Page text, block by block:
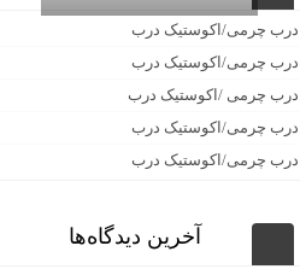
درب چرمی/اکوستیک درب
درب چرمی/اکوستیک درب
درب چرمی /اکوستیک درب
درب چرمی/اکوستیک درب
درب چرمی/اکوستیک درب
آخرین دیدگاه‌ها